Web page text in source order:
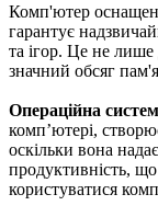
Комп'ютер
гарантує
та ігор. Це не лише
значний обсяг
Операційна
комп’ютері,
оскільки вона
продуктивність,
користуватися